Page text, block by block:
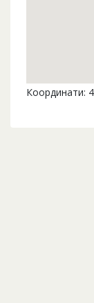
Координати: